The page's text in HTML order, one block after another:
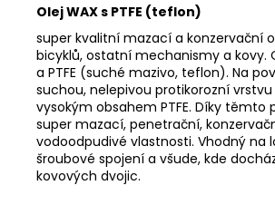
Olej WAX s PTFE (teflon)
super kvalitní mazací a konzervační
bicyklů, ostatní mechanismy a kovy.
a PTFE (suché mazivo, teflon). Na
suchou, nelepivou protikorozní vrstvu
vysokým obsahem PTFE. Díky těmto
super mazací, penetrační,
vodoodpudivé vlastnosti. Vhodný na
šroubové spojení a všude, kde
kovových dvojic.